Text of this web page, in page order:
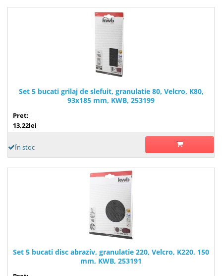
Set 5 bucati grilaj de slefuit, granulatie 80, Velcro, K80,
93x185 mm, KWB, 253199
Pret:
13,22lei
În stoc
Set 5 bucati disc abraziv, granulatie 220, Velcro, K220, 150
mm, KWB, 253191